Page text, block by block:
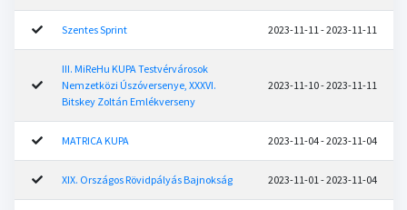
Szentes Sprint 2023-11-11 - 2023-11-11
III. MiReHu KUPA Testvérvárosok
Nemzetközi Úszóversenye, XXXVI.
Bitskey Zoltán Emlékverseny
2023-11-10 - 2023-11-11
MATRICA KUPA 2023-11-04 - 2023-11-04
XIX. Országos Rövidpályás Bajnokság 2023-11-01 - 2023-11-04